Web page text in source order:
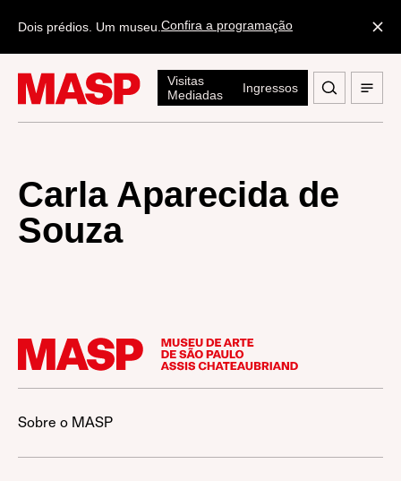
Dois prédios. Um museu. Confira a programação
Visitas
Mediadas
Ingressos
Carla Aparecida de
Souza
Sobre o MASP